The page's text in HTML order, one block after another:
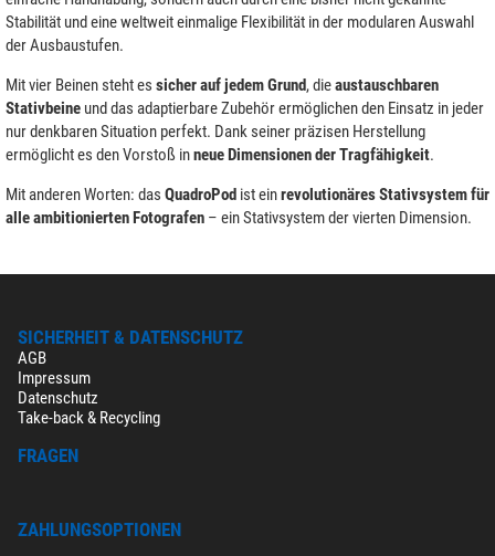
Stabilität und eine weltweit einmalige Flexibilität in der modularen Auswahl
der Ausbaustufen.
Mit vier Beinen steht es sicher auf jedem Grund, dieaustauschbaren
Stativbeine und das adaptierbare Zubehör ermöglichen den Einsatz in jeder
nur denkbaren Situation perfekt. Dank seiner präzisen Herstellung
ermöglicht es den Vorstoß inneue Dimensionen der Tragfähigkeit.
Mit anderen Worten: das QuadroPod ist einrevolutionäres Stativsystem für
alle ambitionierten Fotografen – ein Stativsystem der vierten Dimension.
SICHERHEIT & DATENSCHUTZ
AGB
Impressum
Datenschutz
Take-back & Recycling
FRAGEN
ZAHLUNGSOPTIONEN